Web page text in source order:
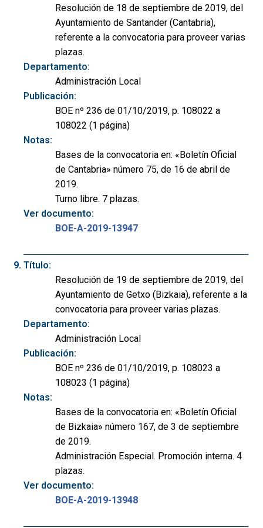
Resolución de 18 de septiembre de 2019, del
Ayuntamiento de Santander (Cantabria),
referente a la convocatoria para proveer varias
plazas.
Departamento:
Administración Local
Publicación:
BOE nº 236 de 01/10/2019, p. 108022 a
108022 (1 página)
Notas:
Bases de la convocatoria en: «Boletín Oficial
de Cantabria» número 75, de 16 de abril de
2019.
Turno libre. 7 plazas.
Ver documento:
BOE-A-2019-13947
Título:
Resolución de 19 de septiembre de 2019, del
Ayuntamiento de Getxo (Bizkaia), referente a la
convocatoria para proveer varias plazas.
Departamento:
Administración Local
Publicación:
BOE nº 236 de 01/10/2019, p. 108023 a
108023 (1 página)
Notas:
Bases de la convocatoria en: «Boletín Oficial
de Bizkaia» número 167, de 3 de septiembre
de 2019.
Administración Especial. Promoción interna. 4
plazas.
Ver documento:
BOE-A-2019-13948